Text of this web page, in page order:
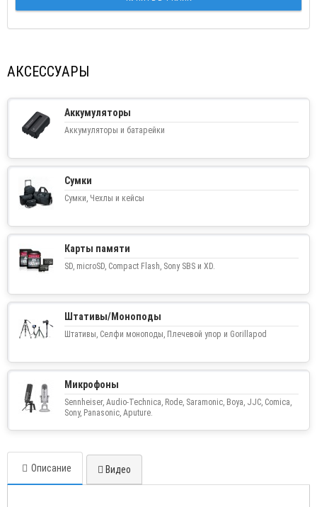
АКСЕССУАРЫ
Аккумуляторы
Аккумуляторы и батарейки
Сумки
Сумки, Чехлы и кейсы
Карты памяти
SD, microSD, Compact Flash, Sony SBS и XD.
Штативы/Моноподы
Штативы, Селфи моноподы, Плечевой упор и Gorillapod
Микрофоны
Sennheiser, Audio-Technica, Rode, Saramonic, Boya, JJC, Comica,
Sony, Panasonic, Aputure.
Описание Видео